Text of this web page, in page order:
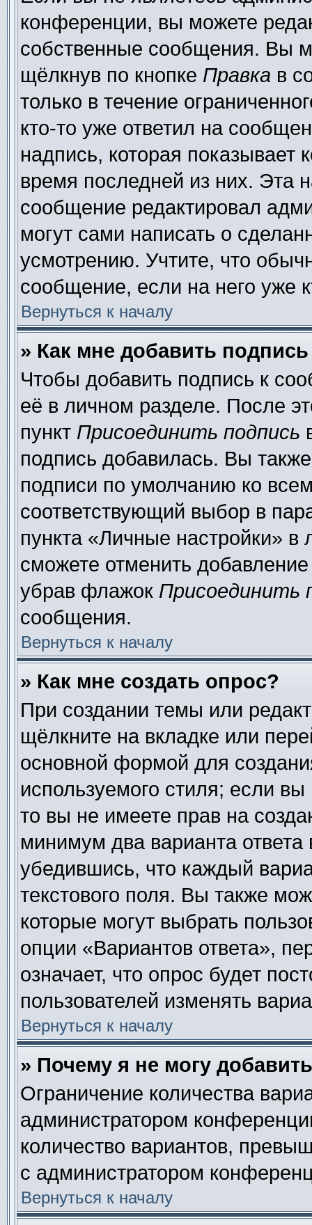
конференции, вы можете
собственные сообщения. Вы
щёлкнув по кнопке Правка в
только в течение
кто-то уже ответил на
надпись, которая показывает
время последней из них. Эта
сообщение редактировал
могут сами написать о
усмотрению. Учтите, что
сообщение, если на него уже
Вернуться к началу
» Как мне добавить
Чтобы добавить подпись к
её в личном разделе. После
пункт Присоединить подпись
подпись добавилась. Вы
подписи по умолчанию ко
соответствующий выбор в
пункта «Личные настройки»
сможете отменить
убрав флажок Присоединить
сообщения.
Вернуться к началу
» Как мне создать опрос?
При создании темы или
щёлкните на вкладке или
основной формой для
используемого стиля; если
то вы не имеете прав на
минимум два варианта
убедившись, что каждый
текстового поля. Вы также
которые могут выбрать
опции «Вариантов ответа»,
означает, что опрос будет
пользователей изменять
Вернуться к началу
» Почему я не могу
Ограничение количества
администратором
количество вариантов,
с администратором
Вернуться к началу